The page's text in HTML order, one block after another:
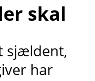
skal
sjældent,
har